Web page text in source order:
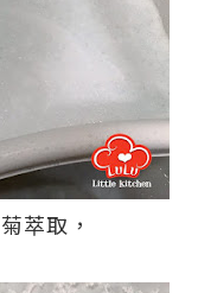
萃取，